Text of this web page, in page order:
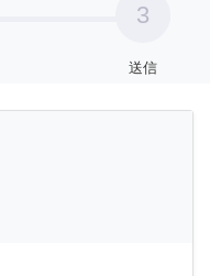
3
送信